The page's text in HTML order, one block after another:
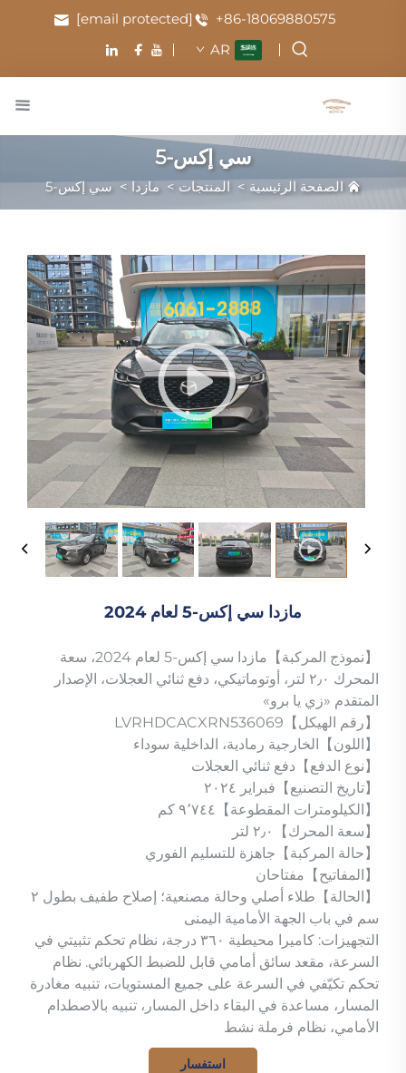
+86-18069880575
[email protected]
AR
سي إكس-5
الصفحة الرئيسية > المنتجات > مازدا >سي إكس-5
مازدا سي إكس-5 لعام 2024
【نموذج المركبة】مازدا سي إكس-5 لعام 2024، سعة
المحرك ٢٫٠ لتر، أوتوماتيكي، دفع ثنائي العجلات، الإصدار
المتقدم «زي يا برو»
【رقم الهيكل】LVRHDCACXRN536069
【اللون】الخارجية رمادية، الداخلية سوداء
【نوع الدفع】دفع ثنائي العجلات
【تاريخ التصنيع】فبراير ٢٠٢٤
【الكيلومترات المقطوعة】٩٬٧٤٤ كم
【سعة المحرك】٢٫٠ لتر
【حالة المركبة】جاهزة للتسليم الفوري
【المفاتيح】مفتاحان
【الحالة】طلاء أصلي وحالة مصنعية؛ إصلاح طفيف بطول ٢
سم في باب الجهة الأمامية اليمنى
التجهيزات: كاميرا محيطية ٣٦٠ درجة، نظام تحكم تثبيتي في
السرعة، مقعد سائق أمامي قابل للضبط الكهربائي. نظام
تحكم تكيّفي في السرعة على جميع المستويات، تنبيه مغادرة
المسار، مساعدة في البقاء داخل المسار، تنبيه بالاصطدام
الأمامي، نظام فرملة نشط
استفسار